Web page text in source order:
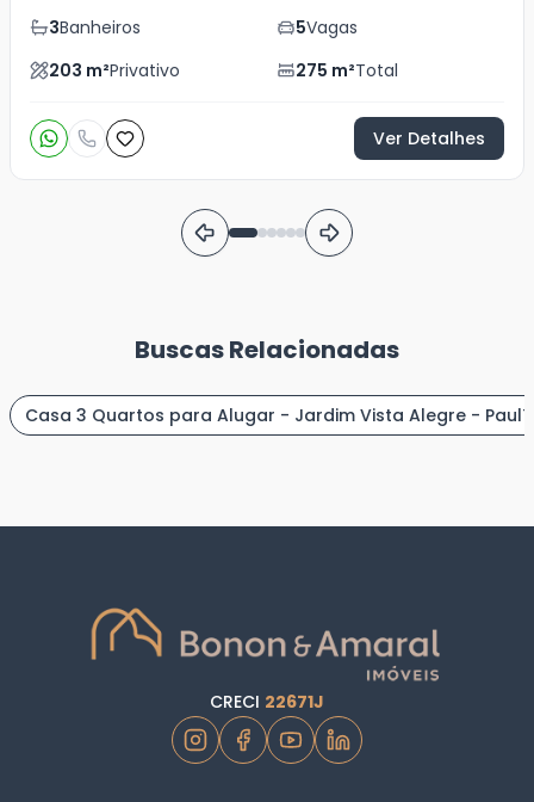
3Banheiros 5Vagas
203 m²Privativo 275 m²Total
Ver Detalhes
Buscas Relacionadas
Casa 3 Quartos para Alugar - Jardim Vista Alegre -
CRECI 22671J